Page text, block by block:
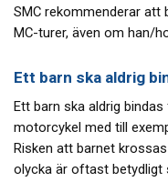
SMC rekommenderar att
MC-turer, även om han/
Ett barn ska aldrig
Ett barn ska aldrig
motorcykel med till
Risken att barnet
olycka är oftast